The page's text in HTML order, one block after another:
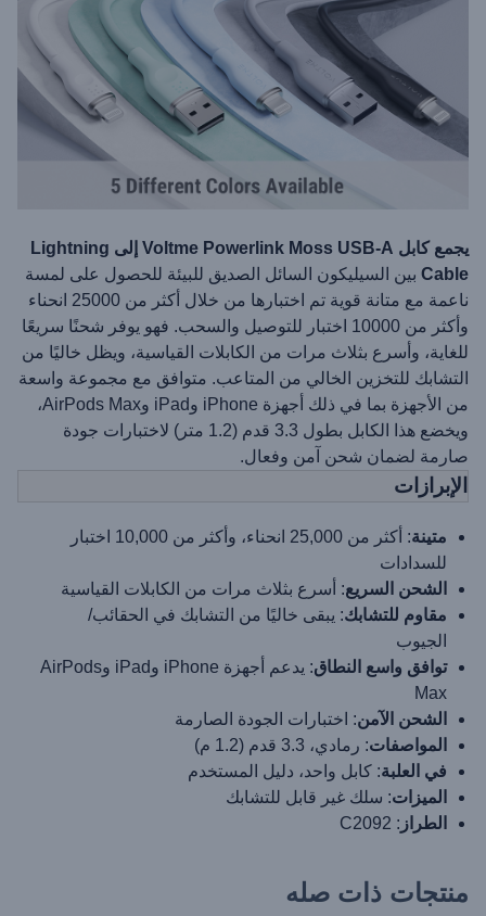
يجمع كابل Voltme Powerlink Moss USB-A إلى Lightning
Cable بين السيليكون السائل الصديق للبيئة للحصول على لمسة
ناعمة مع متانة قوية تم اختبارها من خلال أكثر من 25000 انحناء
وأكثر من 10000 اختبار للتوصيل والسحب. فهو يوفر شحنًا سريعًا
للغاية، وأسرع بثلاث مرات من الكابلات القياسية، ويظل خاليًا من
التشابك للتخزين الخالي من المتاعب. متوافق مع مجموعة واسعة
من الأجهزة بما في ذلك أجهزة iPhone وiPad وAirPods Max،
ويخضع هذا الكابل بطول 3.3 قدم (1.2 متر) لاختبارات جودة
صارمة لضمان شحن آمن وفعال.
الإبرازات
متينة
: أكثر من 25,000 انحناء، وأكثر من 10,000 اختبار
للسدادات
الشحن السريع: أسرع بثلاث مرات من الكابلات القياسية
مقاوم للتشابك: يبقى خاليًا من التشابك في الحقائب/
الجيوب
توافق واسع النطاق
: يدعم أجهزة iPhone وiPad وAirPods
Max
الشحن الآمن: اختبارات الجودة الصارمة
المواصفات: رمادي، 3.3 قدم (1.2 م)
في العلبة: كابل واحد، دليل المستخدم
الميزات: سلك غير قابل للتشابك
الطراز : C2092
منتجات ذات صله